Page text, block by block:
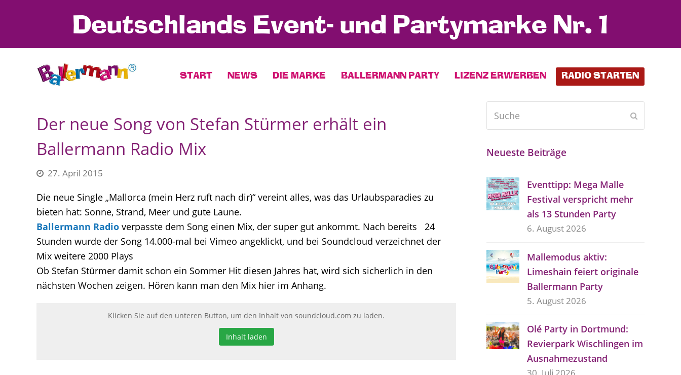
Deutschlands Event- und Partymarke Nr. 1
START NEWS DIE MARKE BALLERMANN PARTY LIZENZ ERWERBEN RADIO STARTEN
Der neue Song von Stefan Stürmer erhält ein
Ballermann Radio Mix
27. April 2015
Die neue Single „Mallorca (mein Herz ruft nach dir)“ vereint alles, was das Urlaubsparadies zu
bieten hat: Sonne, Strand, Meer und gute Laune.
Ballermann Radio verpasste dem Song einen Mix, der super gut ankommt. Nach bereits 24
Stunden wurde der Song 14.000-mal bei Vimeo angeklickt, und bei Soundcloud verzeichnet der
Mix weitere 2000 Plays
Ob Stefan Stürmer damit schon ein Sommer Hit diesen Jahres hat, wird sich sicherlich in den
nächsten Wochen zeigen. Hören kann man den Mix hier im Anhang.
Klicken Sie auf den unteren Button, um den Inhalt von soundcloud.com zu laden.
Inhalt laden
Neueste Beiträge
Eventtipp: Mega Malle
Festival verspricht mehr
als 13 Stunden Party
6. August 2026
Mallemodus aktiv:
Limeshain feiert originale
Ballermann Party
5. August 2026
Olé Party in Dortmund:
Revierpark Wischlingen im
Ausnahmezustand